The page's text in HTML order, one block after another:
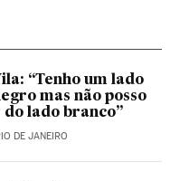
“Tenho um lado
mas não posso
lado branco”
DE JANEIRO